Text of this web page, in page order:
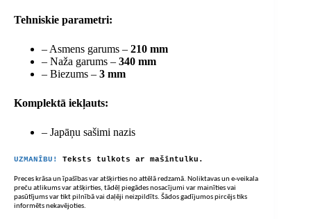
Tehniskie parametri:
– Asmens garums – 210 mm
– Naža garums – 340 mm
– Biezums – 3 mm
Komplektā iekļauts:
– Japāņu sašimi nazis
UZMANĪBU! Teksts tulkots ar mašīntulku.
Preces krāsa un īpašības var atšķirties no attēlā redzamā. Noliktavas un e-veikala
preču atlikums var atšķirties, tādēļ piegādes nosacījumi var mainīties vai
pasūtījums var tikt pilnībā vai daļēji neizpildīts. Šādos gadījumos pircējs tiks
informēts nekavējoties.